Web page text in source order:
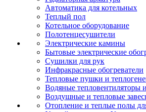
Автоматика для котельных
Теплый пол
Котельное оборудование
Полотенцесушители
Электрические камины
Бытовые электрические
Сушилки для рук
Инфракрасные обогреватели
Тепловые пушки и
Водяные тепловентиляторы
Воздушные и тепловые
Отопление и теплые полы